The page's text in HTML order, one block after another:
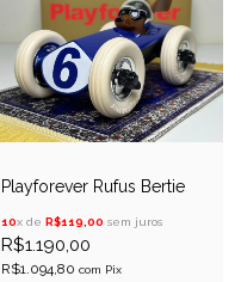
Playforever Rufus Bertie
10x de R$119,00 sem juros
R$1.190,00
R$1.094,80 com Pix